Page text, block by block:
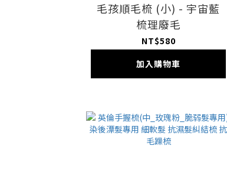
毛孩順毛梳 (小) - 宇宙藍
梳理廢毛
NT$580
加入購物車